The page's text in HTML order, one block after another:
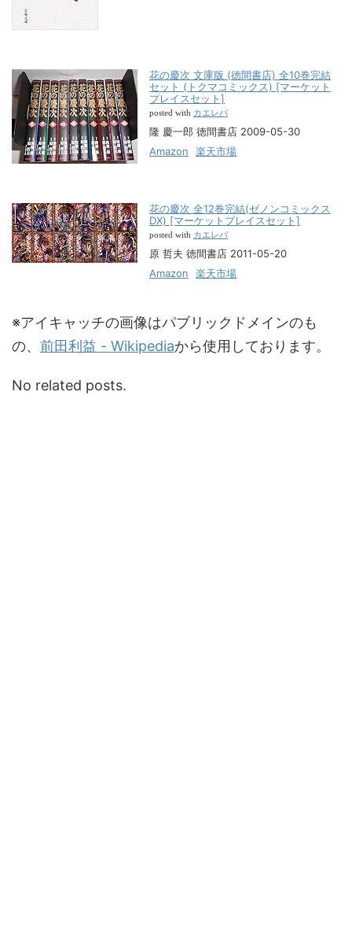
花の慶次 文庫版 (徳間書店) 全10巻完結
セット (トクマコミックス) [マーケット
プレイスセット]
posted with カエレバ
隆 慶一郎 徳間書店 2009-05-30
Amazon
楽天市場
花の慶次 全12巻完結(ゼノンコミックス
DX) [マーケットプレイスセット]
posted with カエレバ
原 哲夫 徳間書店 2011-05-20
Amazon
楽天市場
※アイキャッチの画像はパブリックドメインのも
の、 前田利益 - Wikipediaから使用しております。
No related posts.